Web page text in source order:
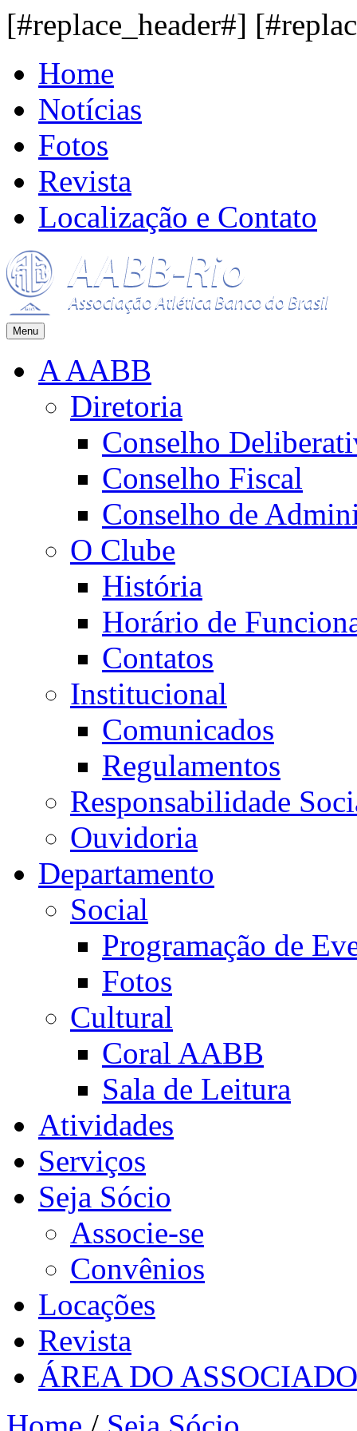
[#replace_header#]
Home
Notícias
Fotos
Revista
Localização e Contato
Menu
A AABB
Diretoria
Conselho
Conselho Fiscal
Conselho de
O Clube
História
Horário de
Contatos
Institucional
Comunicados
Regulamentos
Responsabilidade
Ouvidoria
Departamento
Social
Programação de
Fotos
Cultural
Coral AABB
Sala de Leitura
Atividades
Serviços
Seja Sócio
Associe-se
Convênios
Locações
Revista
ÁREA DO ASSOCIADO